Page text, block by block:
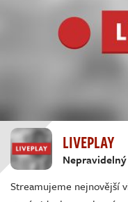
LIVEPLAY
Streamujeme nejnovější